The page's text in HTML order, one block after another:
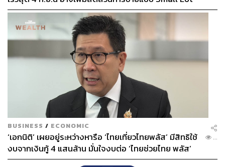
First มากขึ้น
BUSINESS / ECONOMIC
‘เอกนิติ’ เผยอยู่ระหว่างหารือ ‘ไทยเที่ยวไทยพลัส’ มีสิทธิใช้
งบจากเงินกู้ 4 แสนล้าน มั่นใจงบต่อ ‘ไทยช่วยไทย พลัส’
เฟส 2 มีเพียงพอ
...